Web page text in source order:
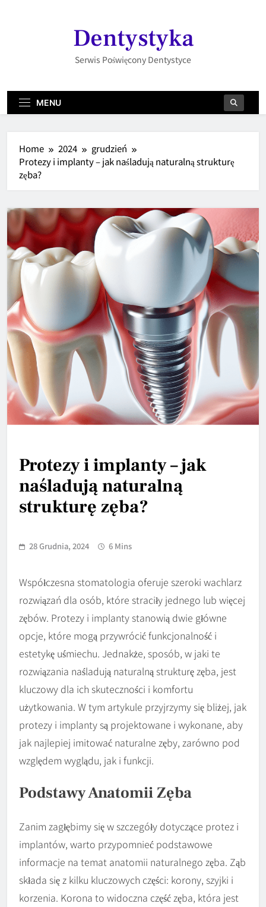
Dentystyka
Serwis Poświęcony Dentystyce
MENU
Home 2024
grudzień
Protezy i implanty – jak naśladują naturalną strukturę
zęba?
Protezy i implanty – jak
naśladują naturalną
strukturę zęba?
28 Grudnia, 2024 6 Mins
Współczesna stomatologia oferuje szeroki wachlarz
rozwiązań dla osób, które straciły jednego lub więcej
zębów. Protezy i implanty stanowią dwie główne
opcje, które mogą przywrócić funkcjonalność i
estetykę uśmiechu. Jednakże, sposób, w jaki te
rozwiązania naśladują naturalną strukturę zęba, jest
kluczowy dla ich skuteczności i komfortu
użytkowania. W tym artykule przyjrzymy się bliżej, jak
protezy i implanty są projektowane i wykonane, aby
jak najlepiej imitować naturalne zęby, zarówno pod
względem wyglądu, jak i funkcji.
Podstawy Anatomii Zęba
Zanim zagłębimy się w szczegóły dotyczące protez i
implantów, warto przypomnieć podstawowe
informacje na temat anatomii naturalnego zęba. Ząb
składa się z kilku kluczowych części: korony, szyjki i
korzenia. Korona to widoczna część zęba, która jest